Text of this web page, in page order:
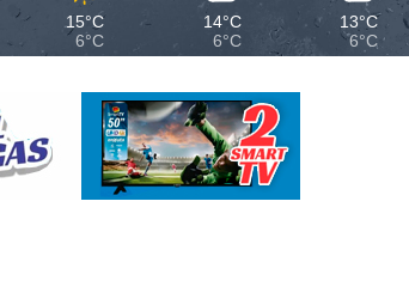
15°C
6°C
14°C
6°C
13°C
6°C